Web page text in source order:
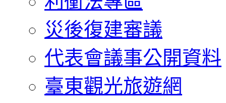
災後復建審議
代表會議事公開資料
臺東觀光旅遊網